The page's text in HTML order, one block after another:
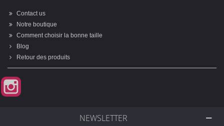
Contact us
Notre boutique
Comment choisir la bonne taille
Blog
Retour des produits
NEWSLETTER